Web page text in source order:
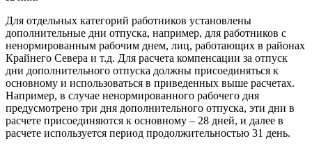
Для отдельных категорий работников установлены
дополнительные дни отпуска, например, для работников с
ненормированным рабочим днем, лиц, работающих в районах
Крайнего Севера и т.д. Для расчета компенсации за отпуск
дни дополнительного отпуска должны присоединяться к
основному и использоваться в приведенных выше расчетах.
Например, в случае ненормированного рабочего дня
предусмотрено три дня дополнительного отпуска, эти дни в
расчете присоединяются к основному – 28 дней, и далее в
расчете используется период продолжительностью 31 день.